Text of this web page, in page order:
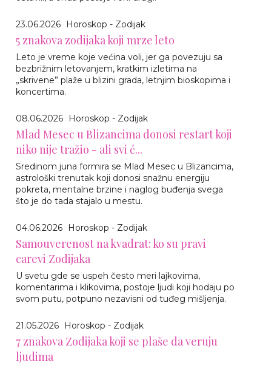
23.06.2026 Horoskop - Zodijak
5 znakova zodijaka koji mrze leto
Leto je vreme koje većina voli, jer ga povezuju sa
bezbrižnim letovanjem, kratkim izletima na
„skrivene” plaže u blizini grada, letnjim bioskopima i
koncertima.
08.06.2026 Horoskop - Zodijak
Mlad Mesec u Blizancima donosi restart koji
niko nije tražio - ali svi ć...
Sredinom juna formira se Mlad Mesec u Blizancima,
astrološki trenutak koji donosi snažnu energiju
pokreta, mentalne brzine i naglog buđenja svega
što je do tada stajalo u mestu.
04.06.2026 Horoskop - Zodijak
Samouverenost na kvadrat: ko su pravi
carevi Zodijaka
U svetu gde se uspeh često meri lajkovima,
komentarima i klikovima, postoje ljudi koji hodaju po
svom putu, potpuno nezavisni od tuđeg mišljenja.
21.05.2026 Horoskop - Zodijak
7 znakova Zodijaka koji se plaše da veruju
ljudima